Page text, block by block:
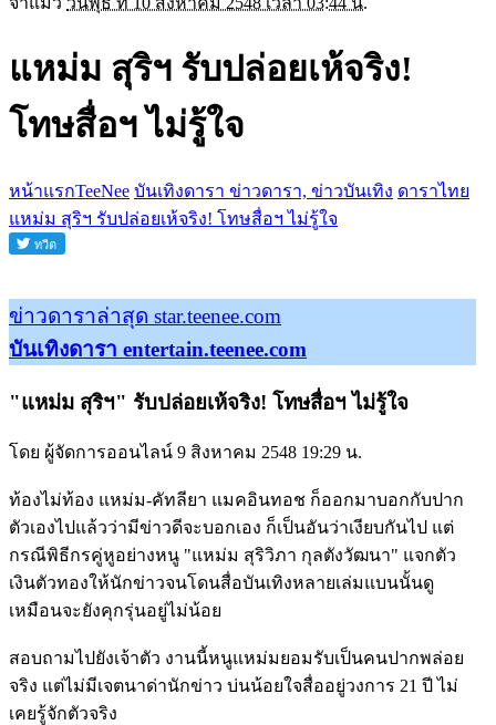
แหม่ม สุริฯ รับปล่อยเห้จริง!
โทษสื่อฯ ไม่รู้ใจ
หน้าแรกTeeNee บันเทิงดารา ข่าวดารา, ข่าวบันเทิง ดาราไทย
แหม่ม สุริฯ รับปล่อยเห้จริง! โทษสื่อฯ ไม่รู้ใจ
ข่าวดาราล่าสุด star.teenee.com
บันเทิงดารา entertain.teenee.com
"แหม่ม สุริฯ" รับปล่อยเห้จริง! โทษสื่อฯ ไม่รู้ใจ
โดย ผู้จัดการออนไลน์ 9 สิงหาคม 2548 19:29 น.
ท้องไม่ท้อง แหม่ม-คัทลียา แมคอินทอช ก็ออกมาบอกกับปาก
ตัวเองไปแล้วว่ามีข่าวดีจะบอกเอง ก็เป็นอันว่าเงียบกันไป แต่
กรณีพิธีกรคู่หูอย่างหนู "แหม่ม สุริวิภา กุลตังวัฒนา" แจกตัว
เงินตัวทองให้นักข่าวจนโดนสื่อบันเทิงหลายเล่มแบนนั้นดู
เหมือนจะยังคุกรุ่นอยู่ไม่น้อย
สอบถามไปยังเจ้าตัว งานนี้หนูแหม่มยอมรับเป็นคนปากพล่อย
จริง แต่ไม่มีเจตนาด่านักข่าว บ่นน้อยใจสื่ออยู่วงการ 21 ปี ไม่
เคยรู้จักตัวจริง